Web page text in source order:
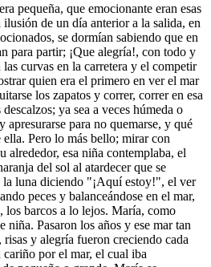
pequeña, que emocionante eran esas
de un día anterior a la salida, en
se dormían sabiendo que en
para partir; ¡Que alegría!, con todo y
las curvas en la carretera y el competir
quien era el primero en ver el mar
los zapatos y correr, correr en esa
ya sea a veces húmeda o
apresurarse para no quemarse, y qué
ella. Pero lo más bello; mirar con
alrededor, esa niña contemplaba, el
del sol al atardecer que se
la luna diciendo "¡Aquí estoy!", el ver
peces y balanceándose en el mar,
los barcos a lo lejos. María, como
niña. Pasaron los años y ese mar tan
y alegría fueron creciendo cada
por el mar, el cual iba